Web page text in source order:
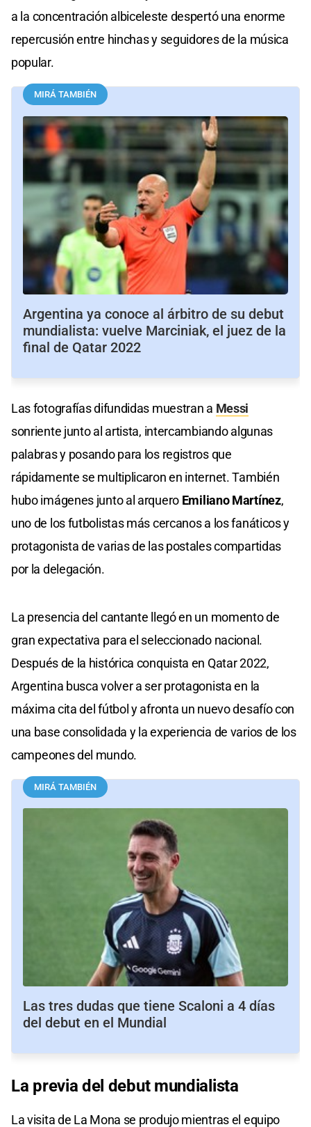
a la concentración albiceleste despertó una enorme
repercusión entre hinchas y seguidores de la música
popular.
MIRÁ TAMBIÉN
Argentina ya conoce al árbitro de su debut
mundialista: vuelve Marciniak, el juez de la
final de Qatar 2022
Las fotografías difundidas muestran a Messi
sonriente junto al artista, intercambiando algunas
palabras y posando para los registros que
rápidamente se multiplicaron en internet. También
hubo imágenes junto al arquero Emiliano Martínez,
uno de los futbolistas más cercanos a los fanáticos y
protagonista de varias de las postales compartidas
por la delegación.
La presencia del cantante llegó en un momento de
gran expectativa para el seleccionado nacional.
Después de la histórica conquista en Qatar 2022,
Argentina busca volver a ser protagonista en la
máxima cita del fútbol y afronta un nuevo desafío con
una base consolidada y la experiencia de varios de los
campeones del mundo.
MIRÁ TAMBIÉN
Las tres dudas que tiene Scaloni a 4 días
del debut en el Mundial
La previa del debut mundialista
La visita de La Mona se produjo mientras el equipo